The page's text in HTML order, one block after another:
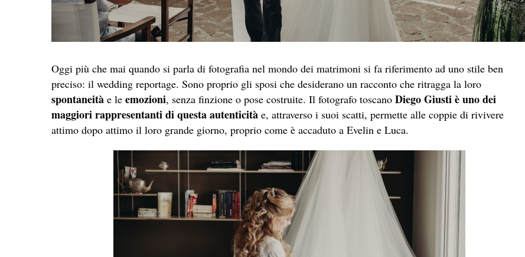
Oggi più che mai quando si parla di fotografia nel mondo dei matrimoni si fa riferimento ad uno stile ben
preciso: il wedding reportage. Sono proprio gli sposi che desiderano un racconto che ritragga la loro
spontaneità e le emozioni, senza finzione o pose costruite. Il fotografo toscano Diego Giusti è uno dei
maggiori rappresentanti di questa autenticità e, attraverso i suoi scatti, permette alle coppie di rivivere
attimo dopo attimo il loro grande giorno, proprio come è accaduto a Evelin e Luca.